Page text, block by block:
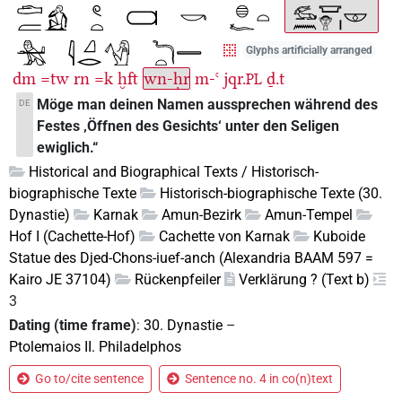
Glyphs artificially arranged
dm =tw rn =k ḫft wn-ḥr m-ꜥ jqr.PL ḏ.t
DE
Möge man deinen Namen aussprechen während des
Festes ‚Öffnen des Gesichts‘ unter den Seligen
ewiglich.“
Historical and Biographical Texts / Historisch-
biographische Texte
Historisch-biographische Texte (30.
Dynastie)
Karnak Amun-Bezirk
Amun-Tempel
Hof I (Cachette-Hof)
Cachette von Karnak
Kuboide
Statue des Djed-Chons-iuef-anch (Alexandria BAAM 597 =
Kairo JE 37104)
Rückenpfeiler
Verklärung ? (Text b)
3
Dating (time frame): 30. Dynastie –
Ptolemaios II. Philadelphos
Go to/cite sentence Sentence no. 4 in co(n)text